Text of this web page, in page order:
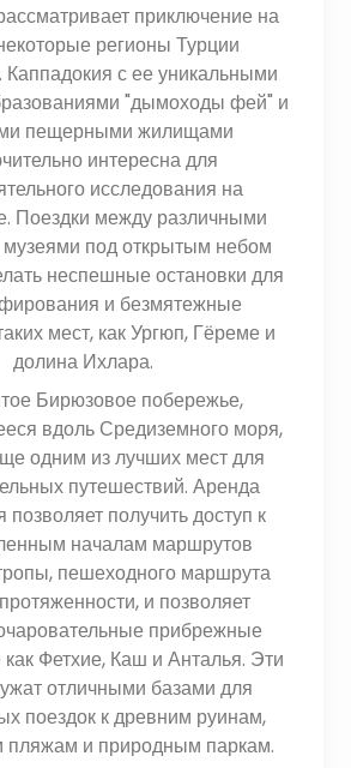
приключение на
регионы Турции
с ее уникальными
"дымоходы фей" и
пещерными жилищами
интересна для
исследования на
Поездки между различными
под открытым небом
неспешные остановки для
и безмятежные
мест, как Ургюп, Гёреме и
долина Ихлара.
Бирюзовое побережье,
вдоль Средиземного моря,
одним из лучших мест для
путешествий. Аренда
получить доступ к
началам маршрутов
пешеходного маршрута
и позволяет
прибрежные
как Фетхие, Каш и Анталья. Эти
отличными базами для
поездок к древним руинам,
пляжам и природным паркам.